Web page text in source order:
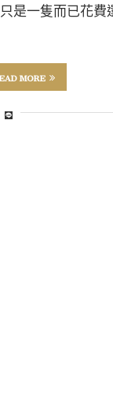
是一隻而已花費
MORE